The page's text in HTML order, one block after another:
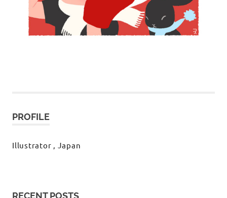
PROFILE
Illustrator , Japan
RECENT POSTS